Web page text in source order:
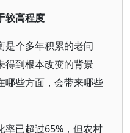
较高程度
是个多年积累的老问
得到根本改变的背景
哪些方面，会带来哪些
率已超过65%，但农村